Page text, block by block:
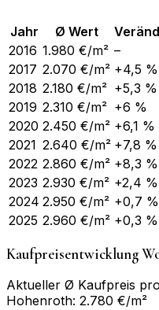
Jahr Ø Wert
2016 1.980 €/m² –
2017 2.070 €/m² +4,5 %
2018 2.180 €/m² +5,3 %
2019 2.310 €/m² +6 %
2020 2.450 €/m² +6,1 %
2021 2.640 €/m² +7,8 %
2022 2.860 €/m² +8,3 %
2023 2.930 €/m² +2,4 %
2024 2.950 €/m² +0,7 %
2025 2.960 €/m² +0,3 %
Kaufpreisentwicklung
Aktueller Ø Kaufpreis
Hohenroth: 2.780 €/m²